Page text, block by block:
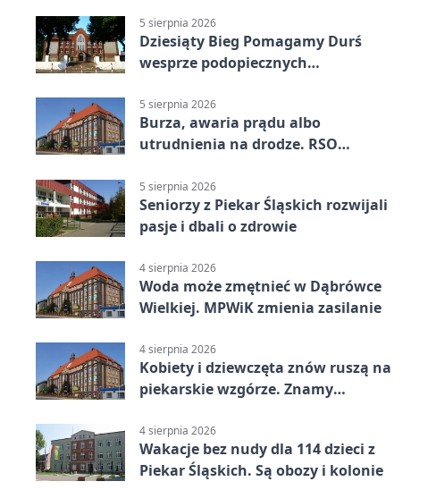
5 sierpnia 2026
Dziesiąty Bieg Pomagamy Durś
wesprze podopiecznych
5 sierpnia 2026
Burza, awaria prądu albo
utrudnienia na drodze. RSO
5 sierpnia 2026
Seniorzy z Piekar Śląskich rozwijali
pasje i dbali o zdrowie
4 sierpnia 2026
Woda może zmętnieć w Dąbrówce
Wielkiej. MPWiK zmienia zasilanie
4 sierpnia 2026
Kobiety i dziewczęta znów ruszą na
piekarskie wzgórze. Znamy
4 sierpnia 2026
Wakacje bez nudy dla 114 dzieci z
Piekar Śląskich. Są obozy i kolonie